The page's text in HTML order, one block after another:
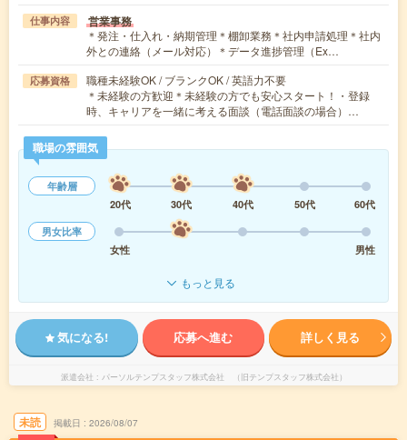
仕事内容 営業事務
＊発注・仕入れ・納期管理＊棚卸業務＊社内申請処理＊社内
外との連絡（メール対応）＊データ進捗管理（Ex…
応募資格
職種未経験OK / ブランクOK / 英語力不要
＊未経験の方歓迎＊未経験の方でも安心スタート！・登録
時、キャリアを一緒に考える面談（電話面談の場合）…
職場の雰囲気
年齢層
20代
30代 40代 50代
60代
男女比率
女性
男性
もっと見る
気になる! 応募へ進む 詳しく見る
派遣会社 パーソルテンプスタッフ株式会社 （旧テンプスタッフ株式会社）
未読 掲載日 2026/08/07